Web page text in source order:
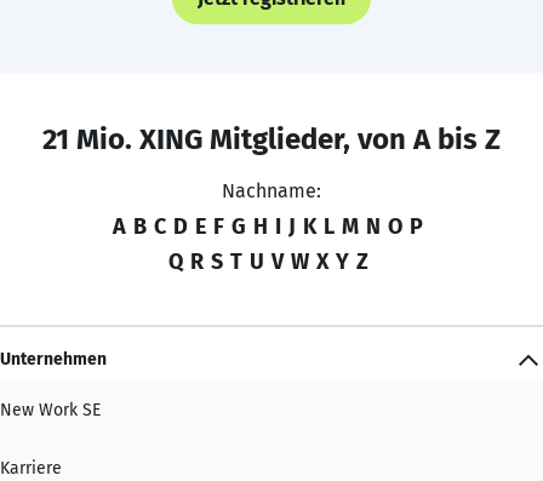
21 Mio. XING Mitglieder, von A bis Z
Nachname:
A B C D E F G H I J K L M N O P
Q R S T U V W X Y Z
Unternehmen
New Work SE
Karriere